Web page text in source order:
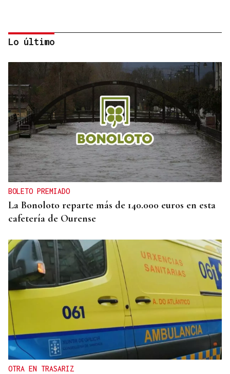
INTERNACIONALIZACIÓN
Sodercan ofrece un programa gratuito para
ayudar a las pymes cántabras a iniciarse en la
exportación
Lo último
BOLETO PREMIADO
La Bonoloto reparte más de 140.000 euros en esta
cafetería de Ourense
OTRA EN TRASARIZ